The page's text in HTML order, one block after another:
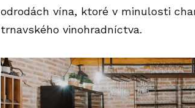
odrodách vína, ktoré v minulosti
trnavského vinohradníctva.